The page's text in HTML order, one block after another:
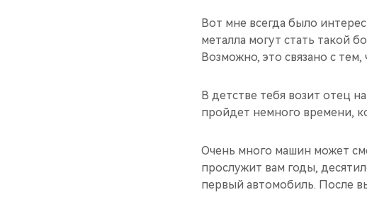
Вот мне всегда было
металла могут стать такой
Возможно, это связано с
В детстве тебя возит отец
пройдет немного времени,
Очень много машин может
прослужит вам годы,
первый автомобиль. После